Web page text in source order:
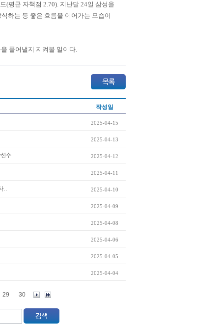
(평균 자책점 2.70). 지난달 24일 삼성을
하는 등 좋은 흐름을 이어가는 모습이
풀어낼지 지켜볼 일이다.
작성일
2025-04-15
2025-04-13
수 2025-04-12
2025-04-11
.. 2025-04-10
2025-04-09
2025-04-08
2025-04-06
2025-04-05
2025-04-04
29 30